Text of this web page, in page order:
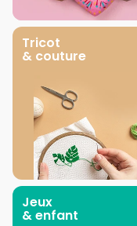
Tricot
& couture
Jeux
& enfant